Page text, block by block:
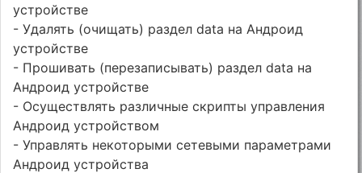
устройстве
- Удалять (очищать) раздел data на Андроид
устройстве
- Прошивать (перезаписывать) раздел data на
Андроид устройстве
- Осуществлять различные скрипты управления
Андроид устройством
- Управлять некоторыми сетевыми параметрами
Андроид устройства